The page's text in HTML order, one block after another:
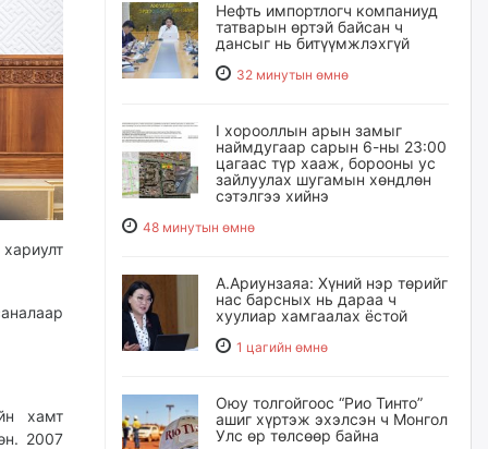
хамт
2007
Нефть импортлогч компаниуд
татварын өртэй байсан ч
дансыг нь битүүмжлэхгүй
32 минутын өмнө
I хорооллын арын замыг
наймдугаар сарын 6-ны 23:00
цагаас түр хааж, борооны ус
зайлуулах шугамын хөндлөн
сэтэлгээ хийнэ
48 минутын өмнө
А.Ариунзаяа: Хүний нэр төрийг
нас барсных нь дараа ч
хуулиар хамгаалах ёстой
1 цагийн өмнө
Оюу толгойгоос “Рио Тинто”
ашиг хүртэж эхэлсэн ч Монгол
Улс өр төлсөөр байна